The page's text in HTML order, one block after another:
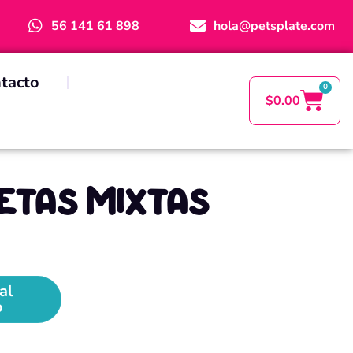
56 141 61 898 hola@petsplate.com
$0.00
0
Mixtas